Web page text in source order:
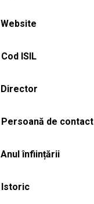
Website
Cod ISIL
Director
Persoană de contact
Anul înființării
Istoric